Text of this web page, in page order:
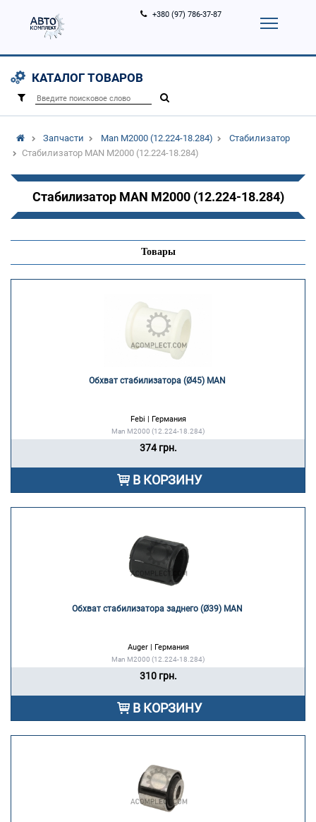
0)
Услуги
+380 (97) 786-37-87
КАТАЛОГ ТОВАРОВ
Запчасти Man M2000 (12.224-18.284)
Стабилизатор
Стабилизатор MAN M2000 (12.224-18.284)
Стабилизатор MAN M2000 (12.224-18.284)
Товары
Обхват стабилизатора (Ø45) MAN
Febi | Германия
Man M2000 (12.224-18.284)
374 грн.
В КОРЗИНУ
Обхват стабилизатора заднего (Ø39) MAN
Auger | Германия
Man M2000 (12.224-18.284)
310 грн.
В КОРЗИНУ